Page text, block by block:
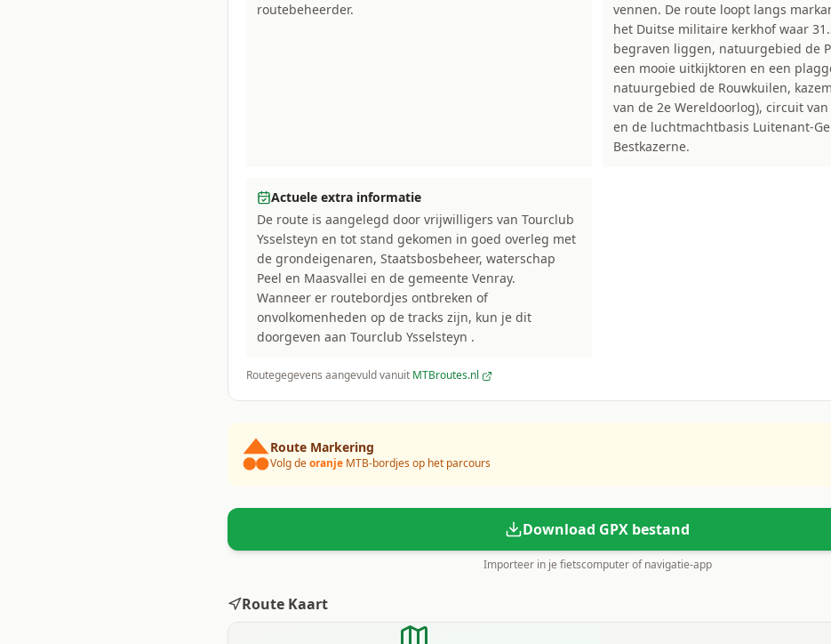
routebeheerder.
vennen. De route loopt langs
het Duitse militaire kerkhof waar
begraven liggen, natuurgebied de
een mooie uitkijktoren en een
natuurgebied de Rouwkuilen,
van de 2e Wereldoorlog), circuit van
en de luchtmachtbasis Luitenant-
Bestkazerne.
Actuele extra informatie
De route is aangelegd door vrijwilligers van Tourclub
Ysselsteyn en tot stand gekomen in goed overleg met
de grondeigenaren, Staatsbosbeheer, waterschap
Peel en Maasvallei en de gemeente Venray.
Wanneer er routebordjes ontbreken of
onvolkomenheden op de tracks zijn, kun je dit
doorgeven aan Tourclub Ysselsteyn .
Routegegevens aangevuld vanuit MTBroutes.nl
Route Markering
Volg deoranje MTB-bordjes op het parcours
Download GPX bestand
Importeer in je fietscomputer of navigatie-app
Route Kaart